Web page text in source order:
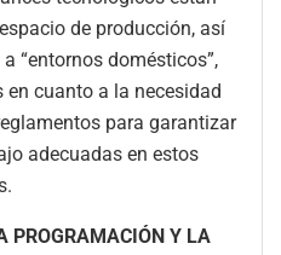
de producción, así
“entornos domésticos”,
en cuanto a la necesidad
para garantizar
adecuadas en estos
PROGRAMACIÓN Y LA